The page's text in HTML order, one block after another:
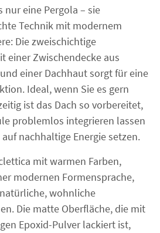
nur eine Pergola – sie
Technik mit modernem
Die zweischichtige
einer Zwischendecke aus
einer Dachhaut sorgt für eine
Ideal, wenn Sie es gern
ist das Dach so vorbereitet,
problemlos integrieren lassen
nachhaltige Energie setzen.
mit warmen Farben,
modernen Formensprache,
wohnliche
Die matte Oberfläche, die mit
Epoxid-Pulver lackiert ist,